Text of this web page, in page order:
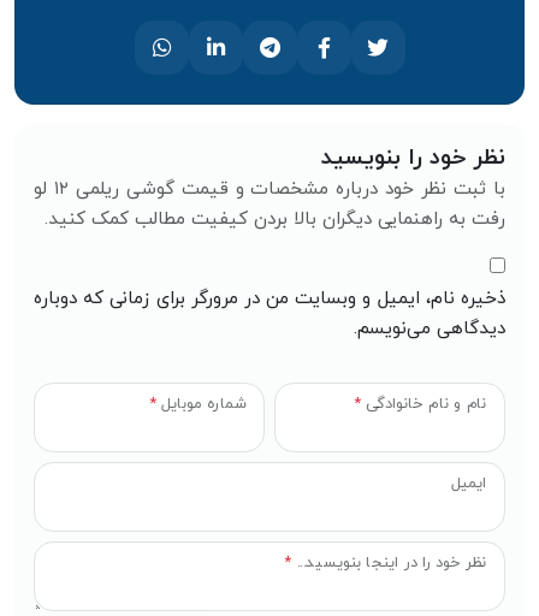
نظر خود را بنویسید
با ثبت نظر خود درباره مشخصات و قیمت گوشی ریلمی ۱۲ لو
رفت به راهنمایی دیگران بالا بردن کیفیت مطالب کمک کنید.
نظر خود را در اینجا بنویسید... *
نام و نام خانوادگی * شماره موبایل *
ایمیل
ذخیره نام، ایمیل و وبسایت من در مرورگر برای زمانی که دوباره
دیدگاهی می‌نویسم.